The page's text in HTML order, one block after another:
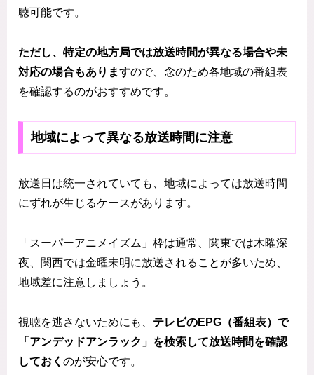
聴可能です。
ただし、特定の地方局では放送時間が異なる場合や未
対応の場合もありますので、念のため各地域の番組表
を確認するのがおすすめです。
地域によって異なる放送時間に注意
放送日は統一されていても、地域によっては放送時間
にずれが生じるケースがあります。
「スーパーアニメイズム」枠は通常、関東では木曜深
夜、関西では金曜未明に放送されることが多いため、
地域差に注意しましょう。
視聴を逃さないためにも、 テレビのEPG（番組表）で
「アンデッドアンラック」を検索して放送時間を確認
しておく のが安心です。